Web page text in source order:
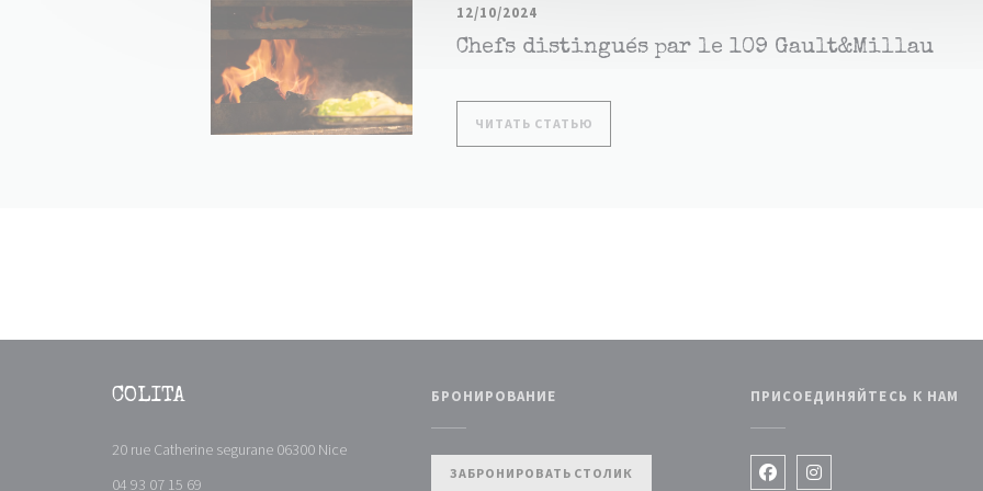
Chefs distingués par le 109 Gault&Millau
12/10/2024
ЧИТАТЬ СТАТЬЮ
COLITA
20 rue Catherine segurane 06300 Nice((открывается в новом окне))
04 93 07 15 69
БРОНИРОВАНИЕ
ЗАБРОНИРОВАТЬ СТОЛИК
ПРИСОЕДИНЯЙТЕСЬ К НАМ
Facebook ((открывается в
Instagram